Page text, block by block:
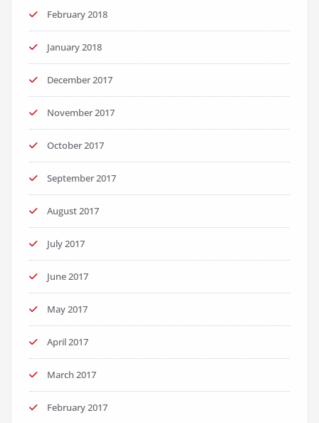
February 2018
January 2018
December 2017
November 2017
October 2017
September 2017
August 2017
July 2017
June 2017
May 2017
April 2017
March 2017
February 2017